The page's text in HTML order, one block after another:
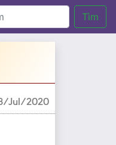
Tìm
Jul/2020